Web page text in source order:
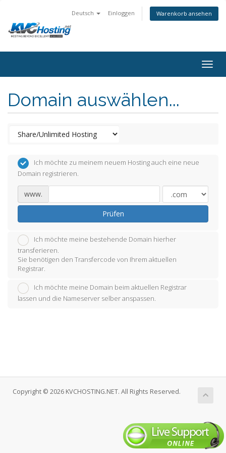
Deutsch Einloggen Warenkorb ansehen
Domain auswählen...
Ich möchte zu meinem neuem Hosting auch eine neue
Domain registrieren.
www.
Prüfen
Ich möchte meine bestehende Domain hierher
transferieren.
Sie benötigen den Transfercode von Ihrem aktuellen
Registrar.
Ich möchte meine Domain beim aktuellen Registrar
lassen und die Nameserver selber anspassen.
Copyright © 2026 KVCHOSTING.NET. All Rights Reserved.